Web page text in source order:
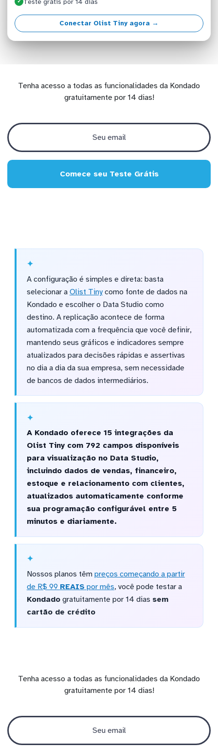
✓ Teste grátis por 14 dias
Conectar Olist Tiny agora →
Tenha acesso a todas as funcionalidades da Kondado
gratuitamente por 14 dias!
Comece seu Teste Grátis
A configuração é simples e direta: basta
selecionar a Olist Tinycomo fonte de dados na
Kondado e escolher o Data Studio como
destino. A replicação acontece de forma
automatizada com a frequência que você definir,
mantendo seus gráficos e indicadores sempre
atualizados para decisões rápidas e assertivas
no dia a dia da sua empresa, sem necessidade
de bancos de dados intermediários.
A Kondado oferece 15 integrações da
Olist Tiny com 792 campos disponíveis
para visualização no Data Studio,
incluindo dados de vendas, financeiro,
estoque e relacionamento com clientes,
atualizados automaticamente conforme
sua programação configurável entre 5
minutos e diariamente.
Nossos planos têm preços começando a partir
de R$ 99 REAIS por mês, você pode testar a
Kondadogratuitamente por 14 dias sem
cartão de crédito
Tenha acesso a todas as funcionalidades da Kondado
gratuitamente por 14 dias!